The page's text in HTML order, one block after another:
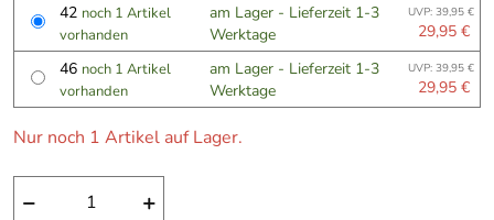
42 noch 1 Artikel
vorhanden
am Lager - Lieferzeit 1-3
Werktage
UVP: 39,95 €
29,95 €
46 noch 1 Artikel
vorhanden
am Lager - Lieferzeit 1-3
Werktage
UVP: 39,95 €
29,95 €
Nur noch 1 Artikel auf Lager.
− +